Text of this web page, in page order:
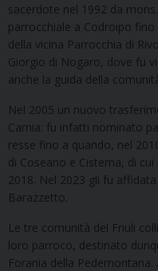
sacerdote nel 1992 da
parrocchiale a Codroipo
della vicina Parrocchia di
Giorgio di Nogaro, dove fu
anche la guida della
Nel 2005 un nuovo
Carnia: fu infatti nominato
resse fino a quando, nel
di Coseano e Cisterna, di
2018. Nel 2023 gli fu
Barazzetto.
Le tre comunità del Friuli
loro parroco, destinato
Forania della